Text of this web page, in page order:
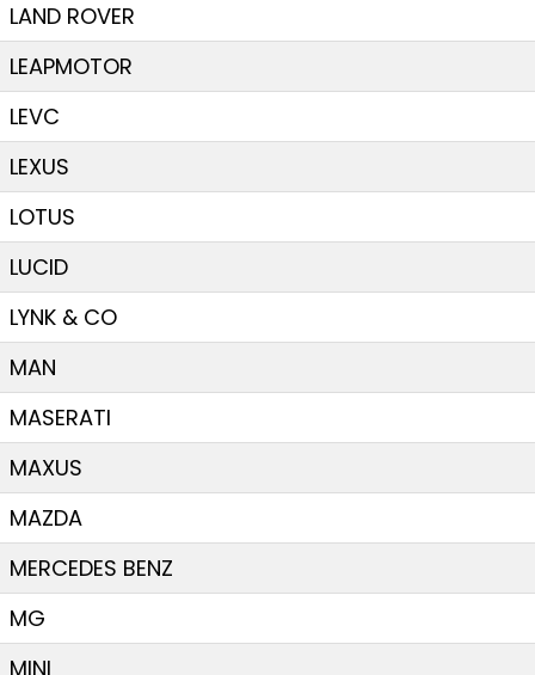
LAND ROVER
LEAPMOTOR
LEVC
LEXUS
LOTUS
LUCID
LYNK & CO
MAN
MASERATI
MAXUS
MAZDA
MERCEDES BENZ
MG
MINI